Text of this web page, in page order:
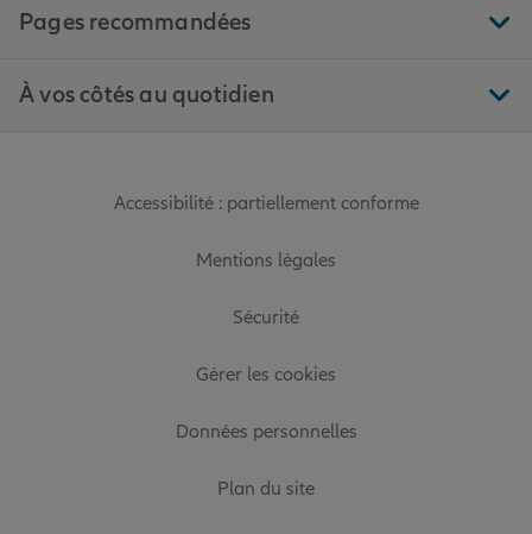
Pages recommandées
À vos côtés au quotidien
Accessibilité : partiellement conforme
Mentions légales
Sécurité
Gérer les cookies
Données personnelles
Plan du site